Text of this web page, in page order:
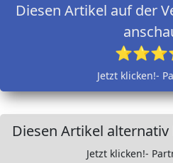
Diesen Artikel auf der
Jetzt klicken!-
Diesen Artikel alternativ
Jetzt klicken!-